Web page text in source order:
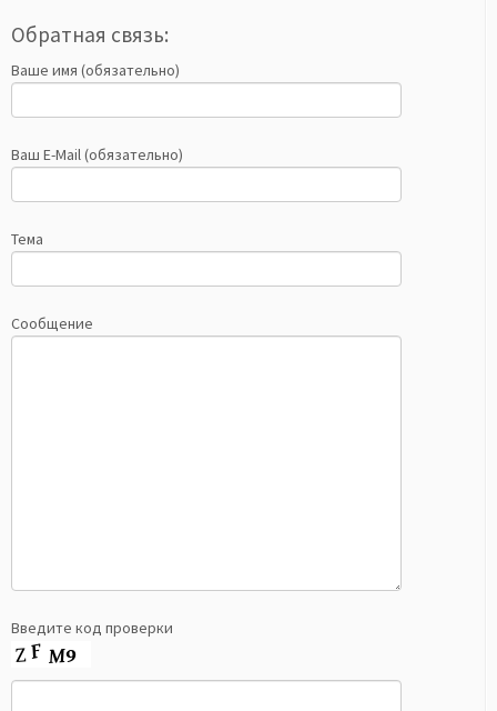
Обратная связь:
Ваше имя (обязательно)
Ваш E-Mail (обязательно)
Тема
Сообщение
Введите код проверки